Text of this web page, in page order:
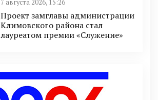
7 августа 2026, 15:26
Проект замглавы администрации
Климовского района стал
лауреатом премии «Служение»